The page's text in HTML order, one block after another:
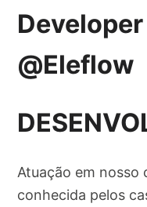
@Eleflow
Atuação em nosso
conhecida pelos